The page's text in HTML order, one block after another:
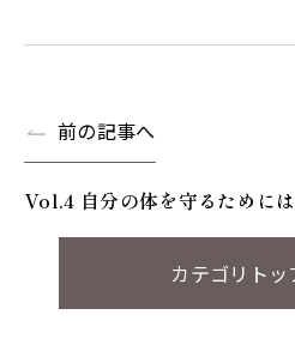
前の記事へ
Vol.4 自分の体を守るためには
カテゴリトッ